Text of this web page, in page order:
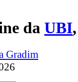
da UBI
Gradim